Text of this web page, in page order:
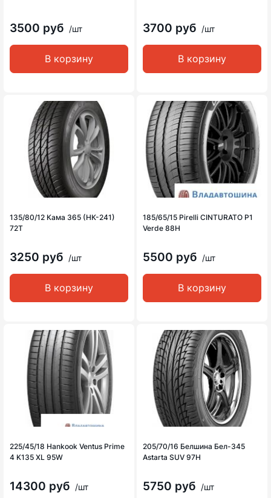
3500 руб /шт
В корзину
3700 руб /шт
В корзину
135/80/12 Кама 365 (НК-241)
72T
3250 руб /шт
В корзину
185/65/15 Pirelli CINTURATO P1
Verde 88H
5500 руб /шт
В корзину
225/45/18 Hankook Ventus Prime
4 K135 XL 95W
14300 руб /шт
205/70/16 Белшина Бел-345
Astarta SUV 97H
5750 руб /шт